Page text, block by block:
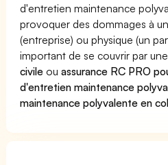
d'entretien maintenance
provoquer des dommages à
(entreprise) ou physique (un
important de se couvrir par
civile ouassurance RC PRO
d'entretien maintenance
maintenance polyvalente en